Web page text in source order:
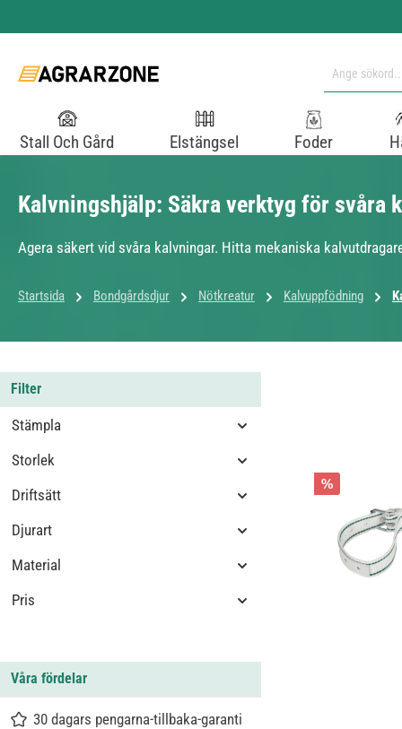
Stall Och Gård Elstängsel Foder
Kalvningshjälp: Säkra verktyg för svåra
Agera säkert vid svåra kalvningar. Hitta mekaniska
Startsida Bondgårdsdjur Nötkreatur Kalvuppfödning
Filter
Stämpla
Storlek
Driftsätt
Djurart
Material
Pris
Våra fördelar
30 dagars pengarna-tillbaka-garanti
%